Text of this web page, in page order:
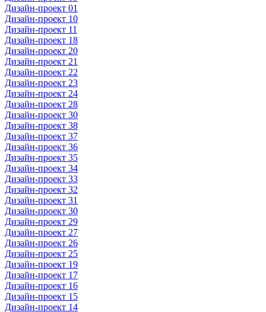
Дизайн-проект 01
Дизайн-проект 10
Дизайн-проект 11
Дизайн-проект 18
Дизайн-проект 20
Дизайн-проект 21
Дизайн-проект 22
Дизайн-проект 23
Дизайн-проект 24
Дизайн-проект 28
Дизайн-проект 30
Дизайн-проект 38
Дизайн-проект 37
Дизайн-проект 36
Дизайн-проект 35
Дизайн-проект 34
Дизайн-проект 33
Дизайн-проект 32
Дизайн-проект 31
Дизайн-проект 30
Дизайн-проект 29
Дизайн-проект 27
Дизайн-проект 26
Дизайн-проект 25
Дизайн-проект 19
Дизайн-проект 17
Дизайн-проект 16
Дизайн-проект 15
Дизайн-проект 14